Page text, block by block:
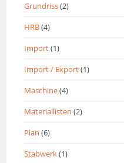
Grundriss(2)
HRB(4)
Import(1)
Import / Export(1)
Maschine(4)
Materiallisten (2)
Plan (6)
Stabwerk(1)